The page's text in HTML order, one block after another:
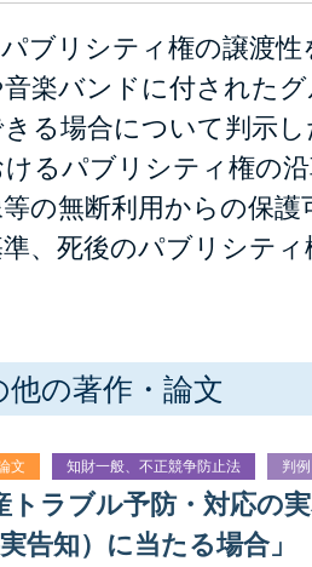
ブリシティ権の譲渡
楽バンドに付された
る場合について判示
るパブリシティ権の
の無断利用からの保
、死後のパブリシテ
の著作・論文
文 知財一般、不正競争防止法 判
ラブル予防・対応の
告知）に当たる場合」